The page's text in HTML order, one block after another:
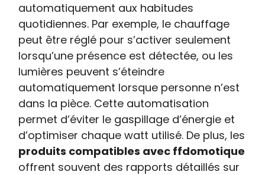
automatiquement aux habitudes
quotidiennes. Par exemple, le chauffage
peut être réglé pour s’activer seulement
lorsqu’une présence est détectée, ou les
lumières peuvent s’éteindre
automatiquement lorsque personne n’est
dans la pièce. Cette automatisation
permet d’éviter le gaspillage d’énergie et
d’optimiser chaque watt utilisé. De plus, les
produits compatibles avec ffdomotique
offrent souvent des rapports détaillés sur